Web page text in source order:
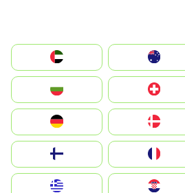
الإمارات العربية المتحدة
Switzerland
Deutschland
United Kingdom
Magyarország